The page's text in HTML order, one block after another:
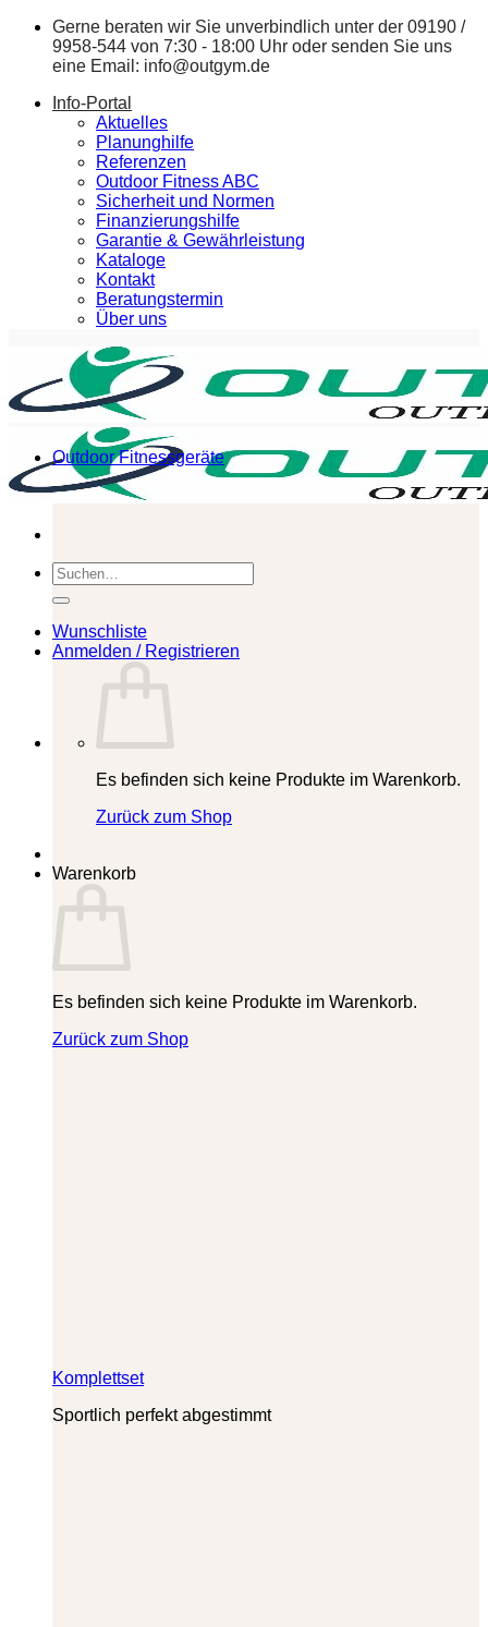
Zum
springen
Gerne beraten wir Sie unverbindlich unter der 09190 /
9958-544 von 7:30 - 18:00 Uhr oder senden Sie uns
eine Email: info@outgym.de
Info-Portal
Aktuelles
Planunghilfe
Referenzen
Outdoor Fitness ABC
Sicherheit und Normen
Finanzierungshilfe
Garantie & Gewährleistung
Kataloge
Kontakt
Beratungstermin
Über uns
Suchen
nach:
Wunschliste
Anmelden / Registrieren
Es befinden sich keine Produkte im Warenkorb.
Zurück zum Shop
Warenkorb
Es befinden sich keine Produkte im Warenkorb.
Zurück zum Shop
Outdoor Fitnessgeräte
Komplettset
Sportlich perfekt abgestimmt